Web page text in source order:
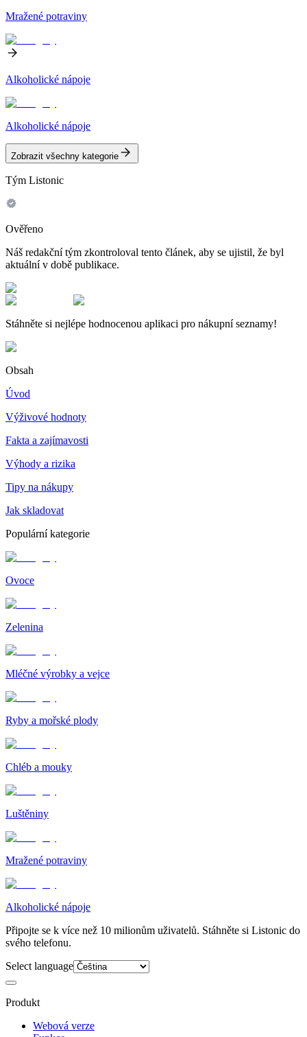
Mražené potraviny
Alkoholické nápoje
Alkoholické nápoje
Zobrazit všechny kategorie
Tým Listonic
Ověřeno
Náš redakční tým zkontroloval tento článek, aby se ujistil, že byl
aktuální v době publikace.
Stáhněte si nejlépe hodnocenou aplikaci pro nákupní seznamy!
Obsah
Úvod
Výživové hodnoty
Fakta a zajímavosti
Výhody a rizika
Tipy na nákupy
Jak skladovat
Populární kategorie
Ovoce
Zelenina
Mléčné výrobky a vejce
Ryby a mořské plody
Chléb a mouky
Luštěniny
Mražené potraviny
Alkoholické nápoje
Připojte se k více než 10 milionům uživatelů. Stáhněte si Listonic do
svého telefonu.
Select language
Produkt
Webová verze